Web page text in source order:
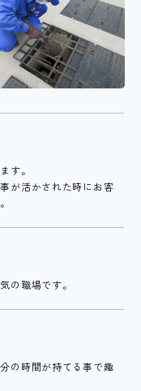
す。
が活かされた時にお客
の職場です。
の時間が持てる事で趣